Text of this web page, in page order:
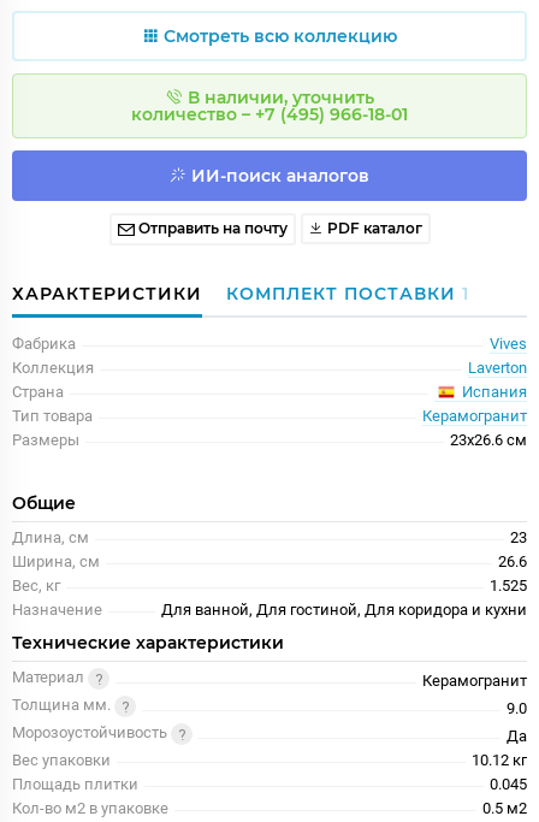
Смотреть всю коллекцию
В наличии, уточнить
количество – +7 (495) 966-18-01
ИИ-поиск аналогов
Отправить на почту PDF каталог
ХАРАКТЕРИСТИКИ КОМПЛЕКТ ПОСТАВКИ 1
Фабрика
Vives
Коллекция
Laverton
Страна
Испания
Тип товара
Керамогранит
Размеры
23x26.6 см
Общие
Длина, см
23
Ширина, см
26.6
Вес, кг
1.525
Назначение
Для ванной, Для гостиной, Для коридора и кухни
Технические характеристики
Материал
Керамогранит
Толщина мм.
9.0
Морозоустойчивость
Да
Вес упаковки
10.12 кг
Площадь плитки
0.045
Кол-во м2 в упаковке
0.5 м2